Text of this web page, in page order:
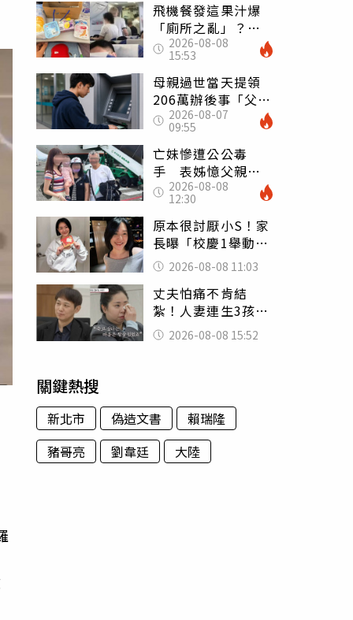
飛機餐發這果汁爆
「廁所之亂」？乘
客崩潰：差點丟大
臉 醫揭3類人別亂
喝
2026-08-08
15:53
母親過世當天提領
206萬辦後事「父子
遭判刑」 律師：
搶錢先下手是罪
2026-08-07
09:55
亡妹慘遭公公毒
手 表姊憶父親節
前夕：小舅舅仍到
殯儀館陪她說話
2026-08-08
12:30
原本很討厭小S！家
長曝「校慶1舉動」
讓她徹底改觀 網
友洗版認證
2026-08-08 11:03
丈夫怕痛不肯結
紮！人妻連生3孩
控遭家暴淚喊：真
的好累
2026-08-08 15:52
關鍵熱搜
新北市 偽造文書
賴瑞隆
豬哥亮
劉韋廷 大陸